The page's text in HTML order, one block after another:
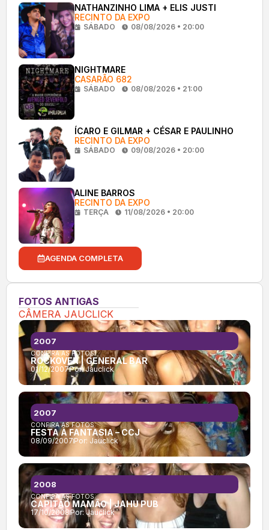
NATHANZINHO LIMA + ELIS JUSTI
RECINTO DA EXPO
SÁBADO 08/08/2026 • 20:00
NIGHTMARE
CASARÃO 682
SÁBADO 08/08/2026 • 21:00
ÍCARO E GILMAR + CÉSAR E PAULINHO
RECINTO DA EXPO
SÁBADO 09/08/2026 • 20:00
ALINE BARROS
RECINTO DA EXPO
TERÇA 11/08/2026 • 20:00
AGENDA COMPLETA
FOTOS ANTIGAS
CÂMERA JAUCLICK
CONFIRA AS FOTOS:
ROCKOVER | GENERAL BAR
01/12/2007Por:Jauclick
2007
CONFIRA AS FOTOS:
FESTA À FANTASIA – CCJ
08/09/2007 Por: Jauclick
2007
CONFIRA AS FOTOS:
CAPITÃO MAMÃO | JAHU PUB
17/10/2008Por:Jauclick
2008